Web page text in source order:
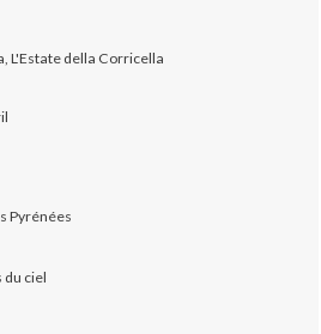
L'Estate della Corricella
Pyrénées
du ciel